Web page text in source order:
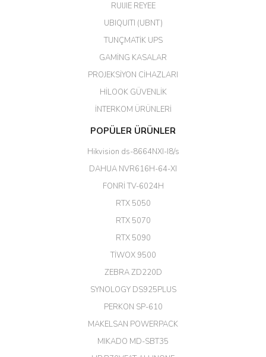
Her şey için teşekkür ederim çok
Erdal Cingöz | 07/02/2026
Başarılı. Bu vasıfta bir ürünü bu
kadar uygun fiyata bulabilmek
büyük şans. Güvenliticaret
(HIKVISION DS-3E0326P-E/M(B)
EROL ÇAKMAK | 26/12/2025
Diğer yorumları göster
RUIJIE REYEE
UBIQUITI (UBNT)
TUNÇMATİK UPS
GAMİNG KASALAR
PROJEKSİYON CİHAZLARI
HİLOOK GÜVENLİK
İNTERKOM ÜRÜNLERİ
POPÜLER ÜRÜNLER
Hikvision ds-8664NXI-I8/s
DAHUA NVR616H-64-XI
FONRİ TV-6024H
RTX 5050
RTX 5070
RTX 5090
TİWOX 9500
ZEBRA ZD220D
SYNOLOGY DS925PLUS
PERKON SP-610
MAKELSAN POWERPACK
MIKADO MD-SBT35